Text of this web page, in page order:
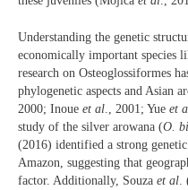
Understanding the genetic
economically important species
research on Osteoglossiformes
phylogenetic aspects and Asian
2000; Inoue et al ., 2001; Yue et
study of the silver arowana (O.
(2016) identified a strong
Amazon, suggesting that
factor. Additionally, Souza et al